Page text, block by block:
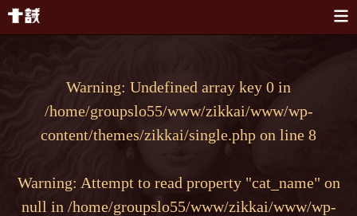
Warning: Undefined array key 0 in
/home/groupslo55/www/zikkai/www/wp-
content/themes/zikkai/single.php on line 8
Warning: Attempt to read property "cat_name" on
null in /home/groupslo55/www/zikkai/www/wp-